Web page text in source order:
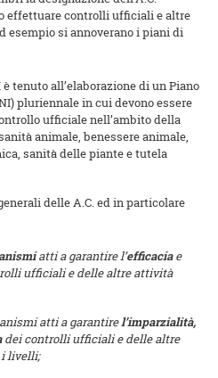
effettuare controlli ufficiali e altre
si annoverano i piani di
tenuto all’elaborazione di un Piano
pluriennale in cui devono essere
ufficiale nell’ambito della
animale, benessere animale,
sanità delle piante e tutela
delle A.C. ed in particolare
atti a garantire l’efficaciae
ufficiali e delle altre attività
atti a garantirel’imparzialità,
dei controlli ufficiali e delle altre
livelli;